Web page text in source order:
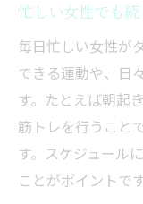
水中運動
ダイエ
プ方法
宮崎市
ト
無理な
夫
忙しい女性でも
毎日忙しい女性が
できる運動や、日
す。たとえば朝起
筋トレを行うこと
す。スケジュール
ことがポイントです